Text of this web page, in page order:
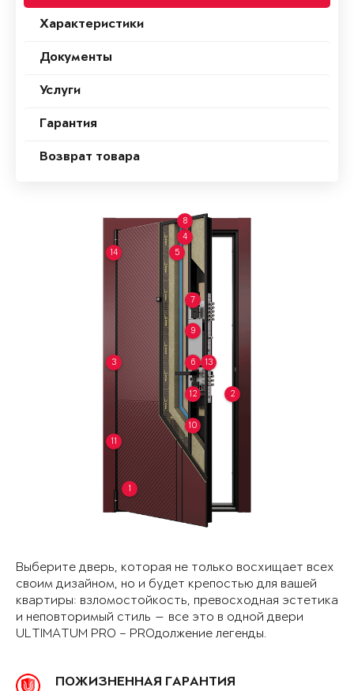
Характеристики
Документы
Услуги
Гарантия
Возврат товара
1
2
3
4
5
6
7
8
9
10
11
12
13
14
Выберите дверь, которая не только восхищает всех
своим дизайном, но и будет крепостью для вашей
квартиры: взломостойкость, превосходная эстетика
и неповторимый стиль — все это в одной двери
ULTIMATUM PRO – PROдолжение легенды.
ПОЖИЗНЕННАЯ ГАРАНТИЯ